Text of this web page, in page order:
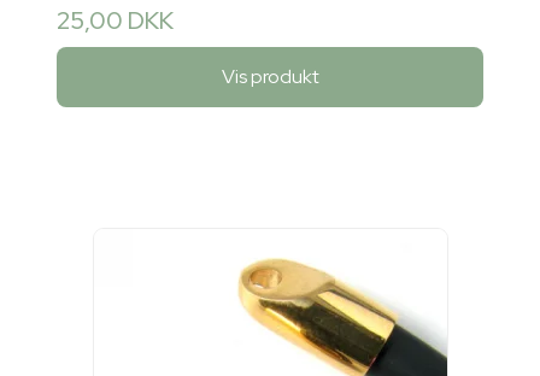
25,00 DKK
Vis produkt